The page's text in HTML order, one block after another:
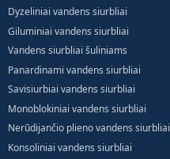
Dyzeliniai vandens siurbliai
Giluminiai vandens siurbliai
Vandens siurbliai šuliniams
Panardinami vandens siurbliai
Savisiurbiai vandens siurbliai
Monoblokiniai vandens siurbliai
Nerūdijančio plieno vandens siurbliai
Konsoliniai vandens siurbliai